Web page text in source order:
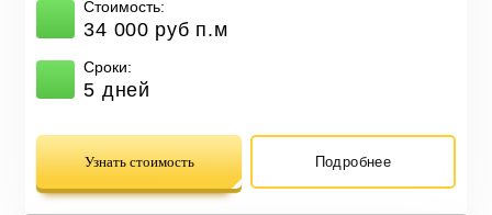
Стоимость:
34 000 руб п.м
Сроки:
5 дней
Узнать стоимость Подробнее